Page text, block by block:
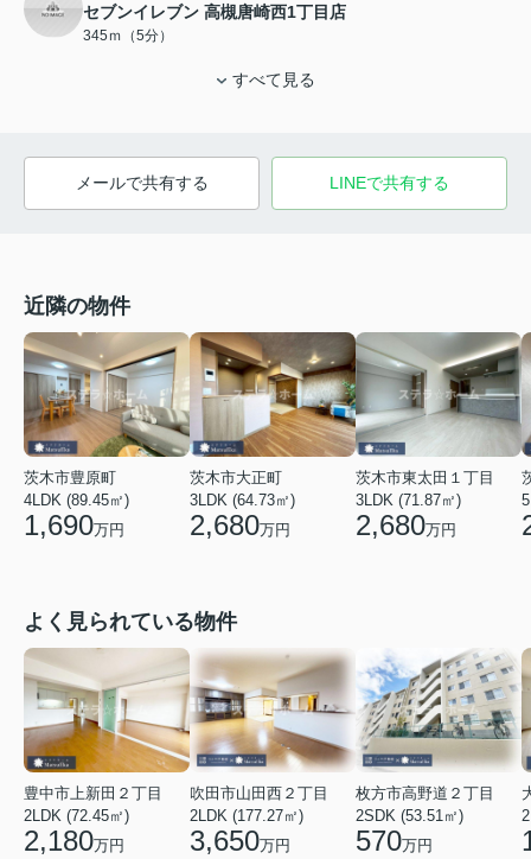
セブンイレブン 高槻唐崎西1丁目店
345ｍ（5分）
すべて見る
メールで共有する LINEで共有する
近隣の物件
茨木市豊原町
4LDK (89.45㎡)
1,690万円
茨木市大正町
3LDK (64.73㎡)
2,680万円
茨木市東太田１丁目
3LDK (71.87㎡)
2,680万円
よく見られている物件
豊中市上新田２丁目
2LDK (72.45㎡)
2,180万円
吹田市山田西２丁目
2LDK (177.27㎡)
3,650万円
枚方市高野道２丁目
2SDK (53.51㎡)
570万円